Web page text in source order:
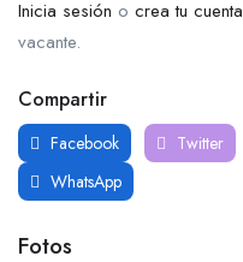
Inicia sesión o crea tu cuenta
vacante.
Compartir
Facebook Twitter
WhatsApp
Fotos